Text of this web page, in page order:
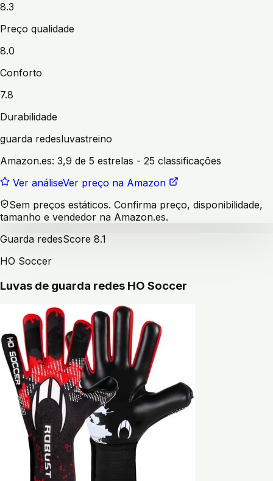
8.3
Preço qualidade
8.0
Conforto
7.8
Durabilidade
guarda redesluvastreino
Amazon.es: 3,9 de 5 estrelas - 25 classificações
Ver análiseVer preço na Amazon
Sem preços estáticos. Confirma preço, disponibilidade,
tamanho e vendedor na Amazon.es.
Guarda redesScore 8.1
HO Soccer
Luvas de guarda redes HO Soccer